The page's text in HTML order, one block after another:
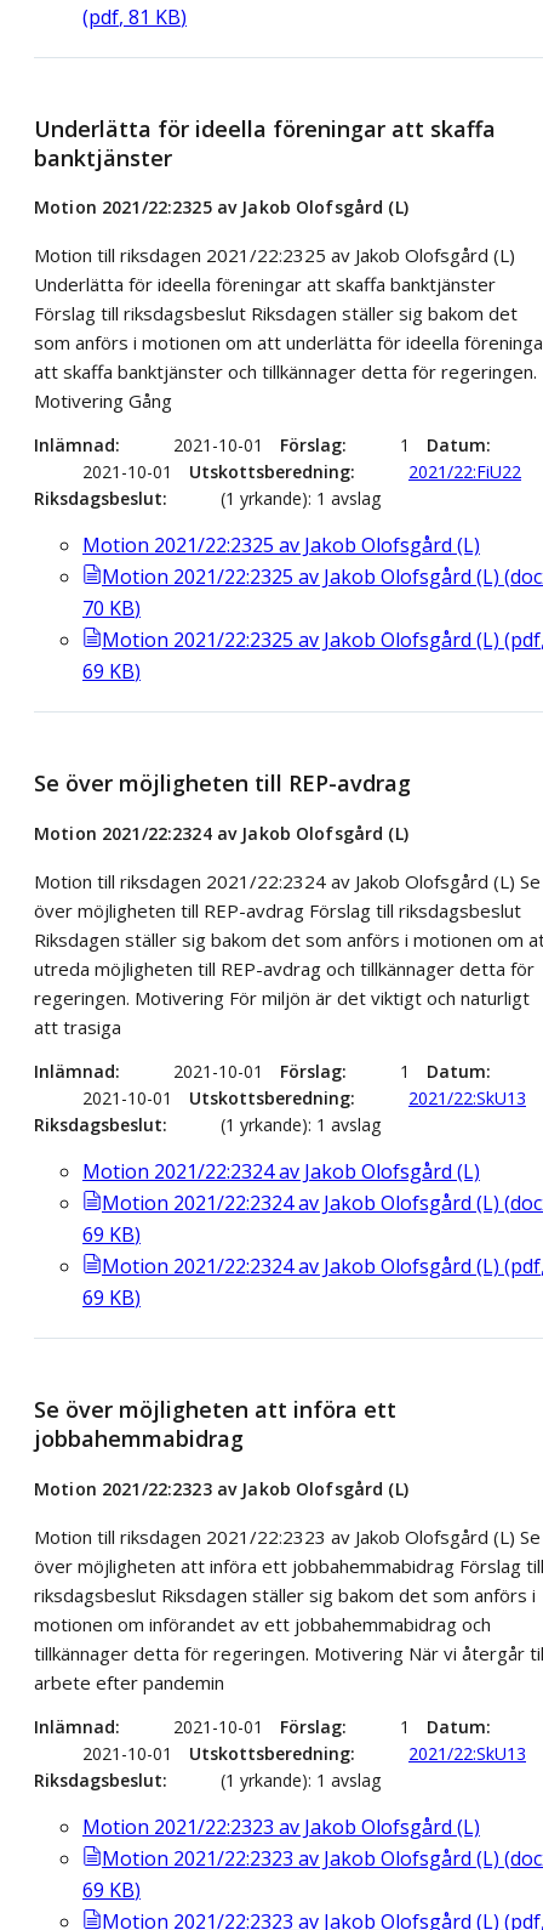
(pdf, 81 KB)
Underlätta för ideella föreningar att skaffa
banktjänster
Motion 2021/22:2325 av Jakob Olofsgård (L)
Motion till riksdagen 2021/22:2325 av Jakob Olofsgård (L)
Underlätta för ideella föreningar att skaffa banktjänster
Förslag till riksdagsbeslut Riksdagen ställer sig bakom det
som anförs i motionen om att underlätta för ideella
att skaffa banktjänster och tillkännager detta för regeringen.
Motivering Gång
Inlämnad 2021-10-01 Förslag 1
Datum
2021-10-01
Utskottsberedning
2021/22:FiU22
Riksdagsbeslut
(1 yrkande): 1 avslag
Motion 2021/22:2325 av Jakob Olofsgård (L)
Motion 2021/22:2325 av Jakob Olofsgård (L) (
70 KB)
Motion 2021/22:2325 av Jakob Olofsgård (L) (pdf
69 KB)
Se över möjligheten till REP-avdrag
Motion 2021/22:2324 av Jakob Olofsgård (L)
Motion till riksdagen 2021/22:2324 av Jakob Olofsgård (L) Se
över möjligheten till REP-avdrag Förslag till riksdagsbeslut
Riksdagen ställer sig bakom det som anförs i motionen om
utreda möjligheten till REP-avdrag och tillkännager detta för
regeringen. Motivering För miljön är det viktigt och naturligt
att trasiga
Inlämnad 2021-10-01 Förslag 1
Datum
2021-10-01
Utskottsberedning
2021/22:SkU13
Riksdagsbeslut
(1 yrkande): 1 avslag
Motion 2021/22:2324 av Jakob Olofsgård (L)
Motion 2021/22:2324 av Jakob Olofsgård (L) (
69 KB)
Motion 2021/22:2324 av Jakob Olofsgård (L) (pdf
69 KB)
Se över möjligheten att införa ett
jobbahemmabidrag
Motion 2021/22:2323 av Jakob Olofsgård (L)
Motion till riksdagen 2021/22:2323 av Jakob Olofsgård (L) Se
över möjligheten att införa ett jobbahemmabidrag Förslag till
riksdagsbeslut Riksdagen ställer sig bakom det som anförs i
motionen om införandet av ett jobbahemmabidrag och
tillkännager detta för regeringen. Motivering När vi återgår
arbete efter pandemin
Inlämnad 2021-10-01 Förslag 1
Datum
2021-10-01
Utskottsberedning
2021/22:SkU13
Riksdagsbeslut
(1 yrkande): 1 avslag
Motion 2021/22:2323 av Jakob Olofsgård (L)
Motion 2021/22:2323 av Jakob Olofsgård (L) (
69 KB)
Motion 2021/22:2323 av Jakob Olofsgård (L) (pdf